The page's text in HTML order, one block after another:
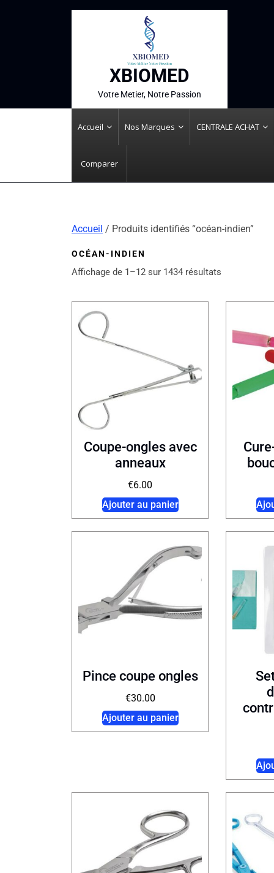
XBIOMED
Votre Metier, Notre Passion
Accueil Nos Marques CENTRALE ACHAT
Comparer
Accueil / Produits identifiés “océan-indien”
OCÉAN-INDIEN
Affichage de 1–12 sur 1434 résultats
Coupe-ongles avec
anneaux
€6.00
Ajouter au panier
Pince coupe ongles
€30.00
Ajouter au panier